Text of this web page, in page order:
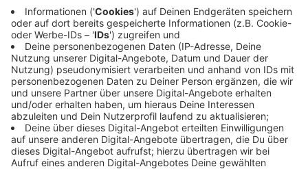
Genuss Gaststätten. Sie beruft sich auf Zahlen des
Pestel-Instituts. Demnach verdienen rund 4.200
Menschen bei uns in der Stadt den Mindestlohn. Der
liegt aktuell bei 12,41 Euro pro Stunde, soll aber
ansteigen.
Anzeige
Potenzieller Anstieg auf 14 bis 15 Euro